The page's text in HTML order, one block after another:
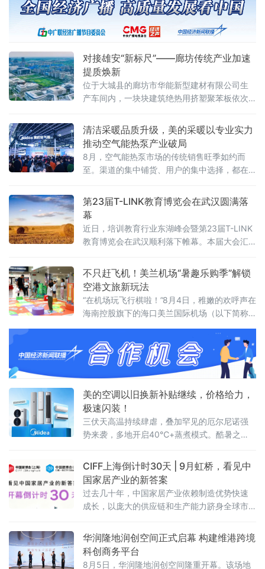
具、大城红木文化、文安绿色低碳建材四大产
对接雄安“新标尺”——廊坊传统产业加速
提质焕新
位于大城县的廊坊市华能新型建材有限公司生
产车间内，一块块建筑绝热用挤塑聚苯板依次
集采目录的保温建材企业，华能公司已有挤塑
制品、模塑制品等5款产品稳定供应雄安新区，
五年来销量年均增长20%以上。
清洁采暖品质升级，美的采暖以专业实力
推动空气能热泵产业破局
8月，空气能热泵市场的传统销售旺季如约而
至。渠道的集中铺货、用户的集中选择，都在
暖接连推出美的真暖MAX空气能中央空调、美
的雪焰MAX空气能中央空调两款新品，引发市
场热议。
第23届T-LINK教育博览会在武汉圆满落
幕
近日，培训教育行业东湖峰会暨第23届T-LINK
教育博览会在武汉顺利落下帷幕。本届大会汇
来自全国各地的千余名教育领域管理者、创业
者齐聚江城，围绕“AI赋能下民办教育培训行业
的创新与发展”这一核心主题展开深度交流与思
想碰撞。
不只赶飞机！美兰机场“暑趣乐购季”解锁
空港文旅新玩法
“在机场玩飞行棋啦！”8月4日，稚嫩的欢呼声在
海南控股旗下的海口美兰国际机场（以下简称
美兰机场）T2中央大街响起，引得过往旅客纷
纷驻足，只见一个小男孩兴奋地跳了起来。
美的空调以旧换新补贴继续，价格给力，
极速闪装！
三伏天高温持续肆虐，叠加罕见的厄尔尼诺强
势来袭，多地开启40℃+蒸煮模式。酷暑之
冷乏力、能耗偏高，还存在诸多安全隐患，严
重影响居家清凉体验。
CIFF上海倒计时30天 | 9月虹桥，看见中
国家居产业的新答案
过去几十年，中国家居产业依赖制造优势快速
成长，以庞大的供应链和生产能力跻身全球市
消费需求分化、渠道模式重构、全球市场重新
布局。企业需要回答的问题从“能不能造出来”转
向“能不能形成品牌、能不能走向全球、能不能
华润隆地润创空间正式启幕 构建维港跨境
科创商务平台
8月5日，华润隆地润创空间隆重开幕。该场地